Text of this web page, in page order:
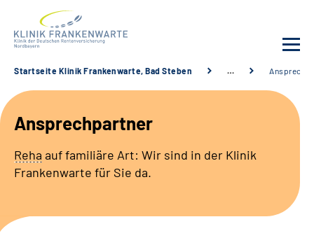
Unsere Klinik
Leistungsangebot
Fachbereiche
Startseite Klinik Frankenwarte, Bad Steben …
Ansprechpartner
Reha auf familiäre Art: Wir sind in der Klinik
Frankenwarte für Sie da.